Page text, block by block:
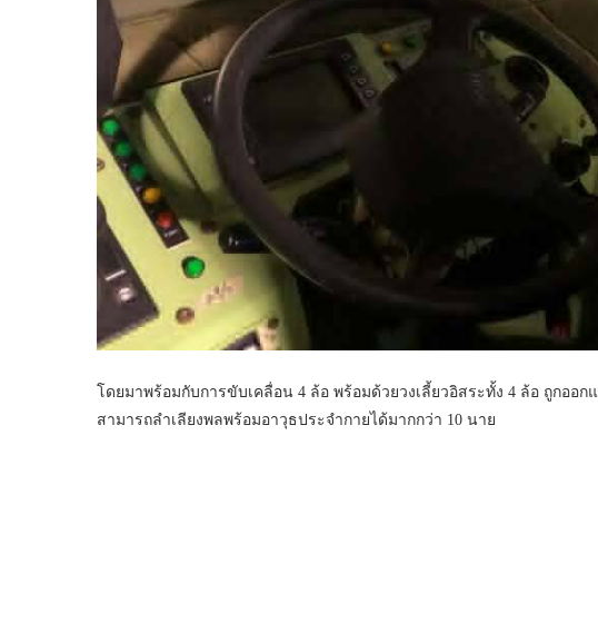
โดยมาพร้อมกับการขับเคลื่อน 4 ล้อ พร้อมด้วยวงเลี้ยวอิสระทั้ง 4 ล้อ ถูกออ
สามารถลำเลียงพลพร้อมอาวุธประจำกายได้มากกว่า 10 นาย